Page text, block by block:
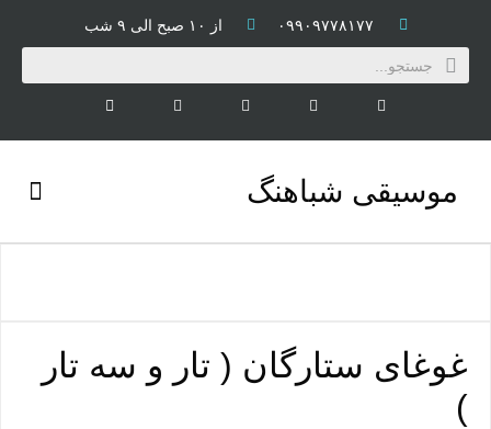
۰۹۹۰۹۷۷۸۱۷۷ از ۱۰ صبح الی ۹ شب
موسیقی شباهنگ
غوغای ستارگان ( تار و سه تار
)